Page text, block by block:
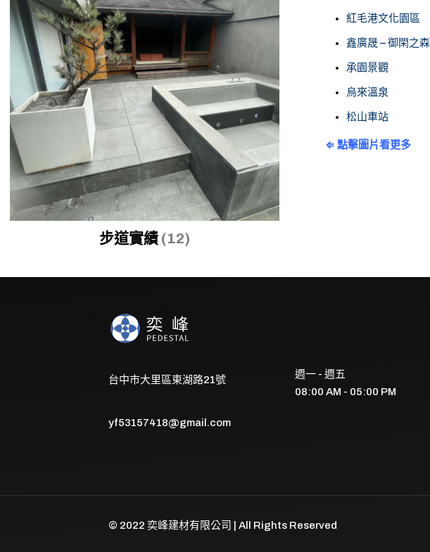
步道實績 (12)
紅毛港文化園區
鑫廣晟 – 御閑之森
承園景觀
烏來溫泉
松山車站
⇐ 點擊圖片看更多
台中市大里區東湖路21號
yf53157418@gmail.com
週一 - 週五
08:00 AM - 05:00 PM
© 2022 奕峰建材有限公司 | All Rights Reserved